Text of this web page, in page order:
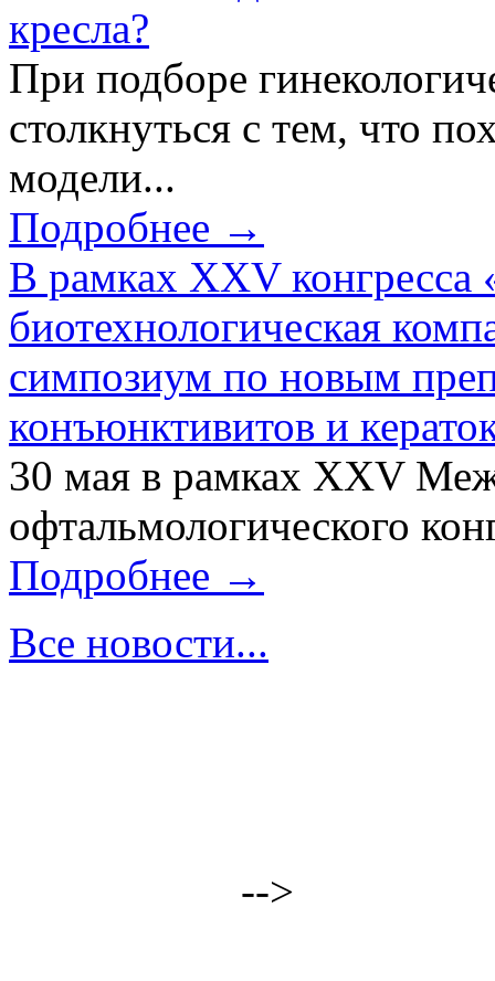
кресла?
При подборе
столкнуться с тем, что
модели...
Подробнее →
В рамках XXV конгресса
биотехнологическая
симпозиум по новым
конъюнктивитов и
30 мая в рамках XXV
офтальмологического
Подробнее →
Все новости...
-->